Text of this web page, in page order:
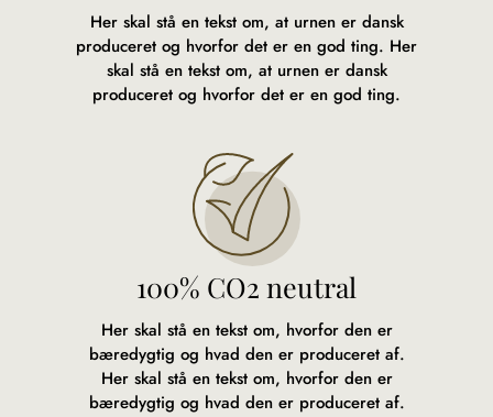
Her skal stå en tekst om, at urnen er dansk
produceret og hvorfor det er en god ting. Her
skal stå en tekst om, at urnen er dansk
produceret og hvorfor det er en god ting.
100% CO2 neutral
Her skal stå en tekst om, hvorfor den er
bæredygtig og hvad den er produceret af.
Her skal stå en tekst om, hvorfor den er
bæredygtig og hvad den er produceret af.